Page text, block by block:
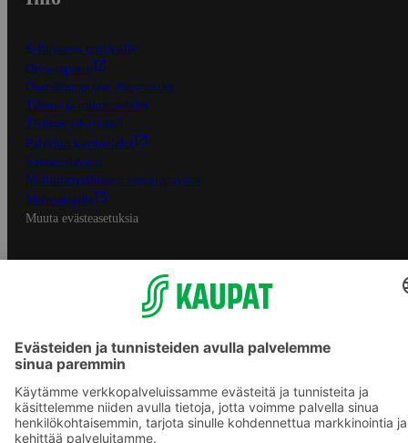
S-Business yrityksille
Oiva-raportit
Osuuskauppojen yhteystiedot
Tilaus- ja toimitusehdot
Tietosuojakäytäntö
Palvelun käyttöehdot
Saavutettavuus
Mobiilisovelluksen saavutettavuus
Mainostajalle
Muuta evästeasetuksia
S-ryhmän palvelut
S-ryhmä
Asiakasomistajuus
S-ostoslista -sovellus
Prisma.fi